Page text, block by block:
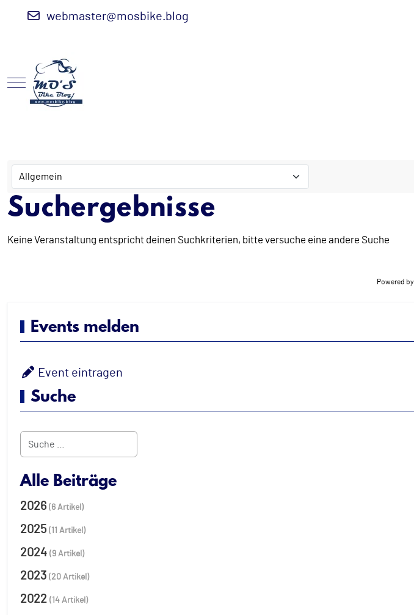
webmaster@mosbike.blog
Mobile Menu Toggle
Suchergebnisse
Keine Veranstaltung entspricht deinen Suchkriterien, bitte versuche eine andere Suche
Powered by
Events melden
Event eintragen
Suche
Suchen
Alle Beiträge
2026 (6 Artikel)
2025 (11 Artikel)
2024 (9 Artikel)
2023 (20 Artikel)
2022 (14 Artikel)